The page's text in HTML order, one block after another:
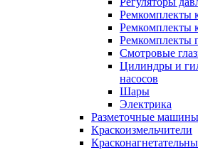
Ремкомплекты
Ремкомплекты
Ремкомплекты
Смотровые
Цилиндры и
насосов
Шары
Электрика
Разметочные машины
Краскоизмельчители